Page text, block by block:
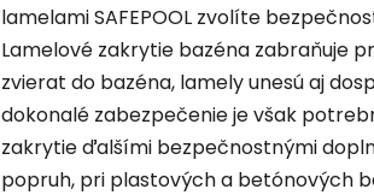
lamelami SAFEPOOL zvolíte
Lamelové zakrytie bazéna zabraňuje
zvierat do bazéna, lamely unesú aj
dokonalé zabezpečenie je však
zakrytie ďalšími bezpečnostnými
popruh, pri plastových a betónových